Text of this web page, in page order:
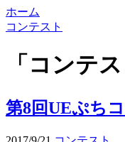
ホーム
コンテスト
「 コンテス
第8回UEぷち